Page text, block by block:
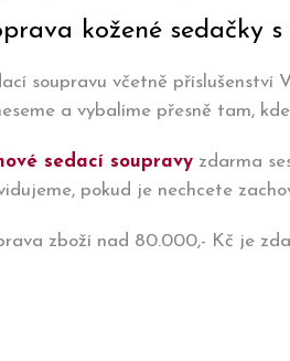
kožené sedačky
soupravu včetně příslušenství
a vybalíme přesně tam,
sedací soupravy zdarma
pokud je nechcete
zboží nad 80.000,- Kč je